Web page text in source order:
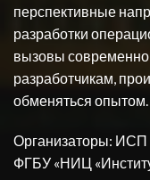
перспективные
разработки
вызовы
разработчикам,
обменяться опытом.
Организаторы: ИСП
ФГБУ «НИЦ